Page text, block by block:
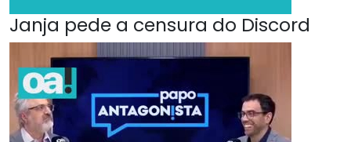
Janja pede a censura do Discord